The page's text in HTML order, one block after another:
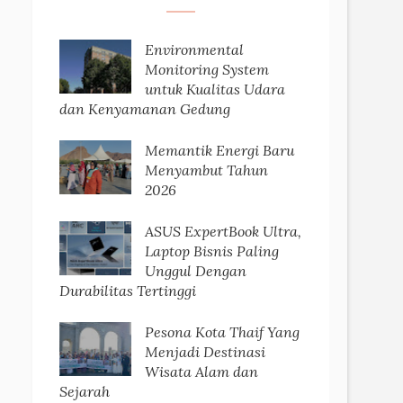
Environmental
Monitoring System
untuk Kualitas Udara
dan Kenyamanan Gedung
Memantik Energi Baru
Menyambut Tahun
2026
ASUS ExpertBook Ultra,
Laptop Bisnis Paling
Unggul Dengan
Durabilitas Tertinggi
Pesona Kota Thaif Yang
Menjadi Destinasi
Wisata Alam dan
Sejarah